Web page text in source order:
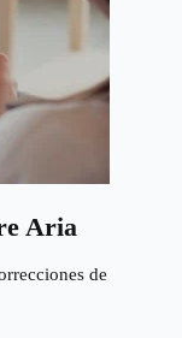
Aria
de